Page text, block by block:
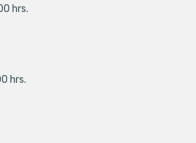
hrs.
hrs.